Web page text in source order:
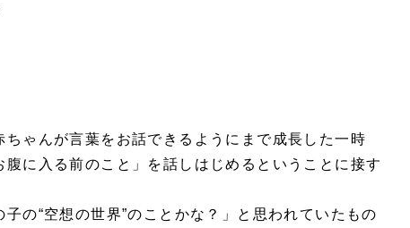
ちゃんが言葉をお話できるようにまで成長した一時
腹に入る前のこと」を話しはじめるということに接す
子の“空想の世界”のことかな？」と思われていたもの